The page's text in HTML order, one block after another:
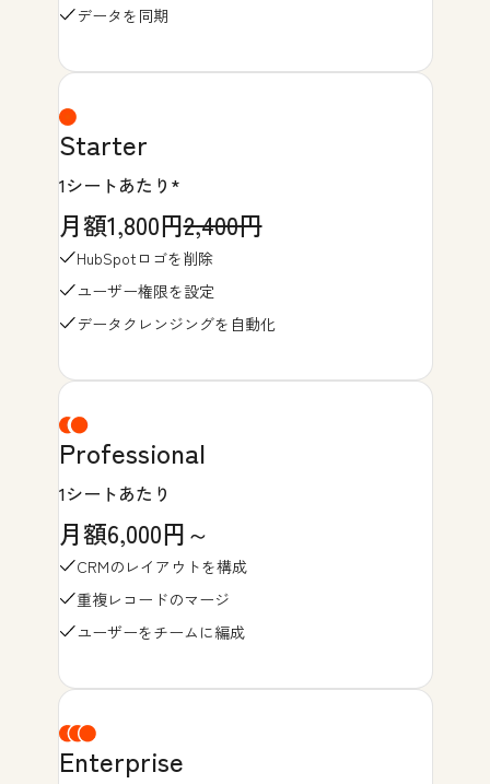
データを同期
Starter
1シートあたり*
月額1,800円2,400円
HubSpotロゴを削除
ユーザー権限を設定
データクレンジングを自動化
Professional
1シートあたり
月額6,000円～
CRMのレイアウトを構成
重複レコードのマージ
ユーザーをチームに編成
Enterprise